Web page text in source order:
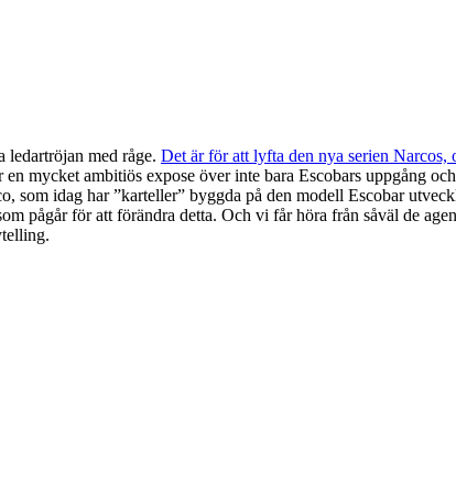
ledartröjan med råge. Det är för att lyfta den nya serien
en mycket ambitiös expose över inte bara Escobars uppgång
som idag har ”karteller” byggda på den modell Escobar
pågår för att förändra detta. Och vi får höra från såväl de